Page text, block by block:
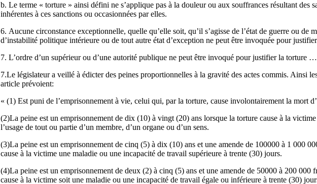
b. Le terme « torture » ainsi défini ne s’applique pas à la douleur ou aux souffrances résultant des
inhérentes à ces sanctions ou occasionnées par elles.
6. Aucune circonstance exceptionnelle, quelle qu’elle soit, qu’il s’agisse de l’état de guerre ou de
d’instabilité politique intérieure ou de tout autre état d’exception ne peut être invoquée pour
7. L’ordre d’un supérieur ou d’une autorité publique ne peut être invoqué pour justifier la torture
7.Le législateur a veillé à édicter des peines proportionnelles à la gravité des actes commis. Ainsi
article prévoient:
« (1) Est puni de l’emprisonnement à vie, celui qui, par la torture, cause involontairement la mort
(2)La peine est un emprisonnement de dix (10) à vingt (20) ans lorsque la torture cause à la
l’usage de tout ou partie d’un membre, d’un organe ou d’un sens.
(3)La peine est un emprisonnement de cinq (5) à dix (10) ans et une amende de 100000 à 1 000
cause à la victime une maladie ou une incapacité de travail supérieure à trente (30) jours.
(4)La peine est un emprisonnement de deux (2) à cinq (5) ans et une amende de 50000 à 200 000
cause à la victime soit une maladie ou une incapacité de travail égale ou inférieure à trente (30)